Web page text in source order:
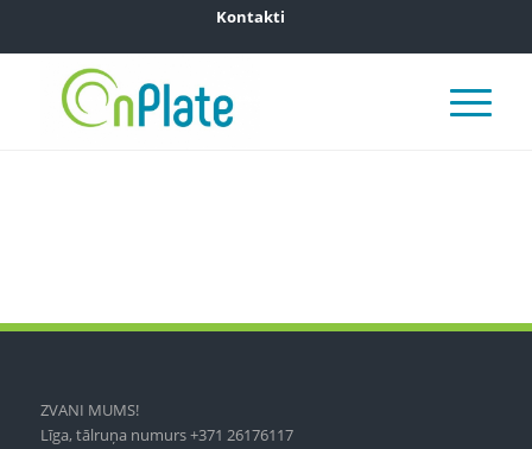
Kontakti
ZVANI MUMS!
Līga, tālruņa numurs +371 26176117